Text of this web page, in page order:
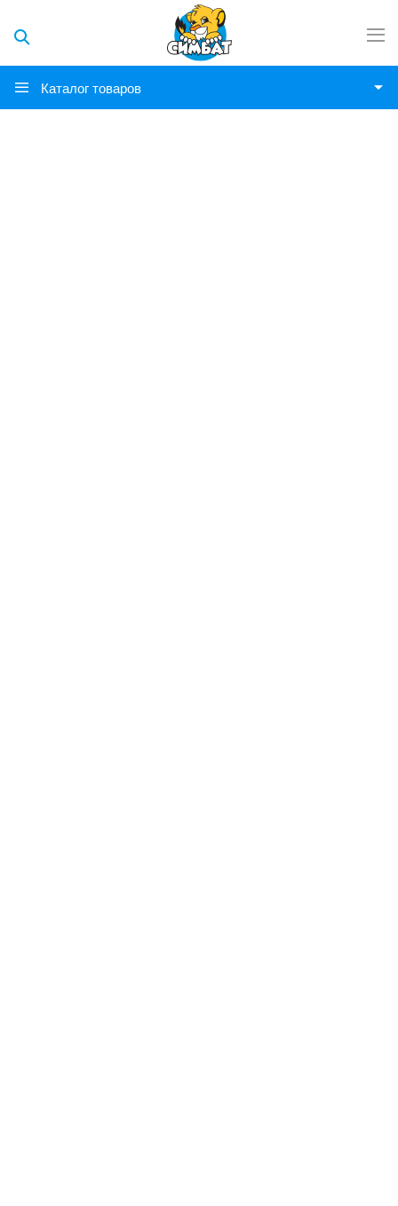
Каталог товаров